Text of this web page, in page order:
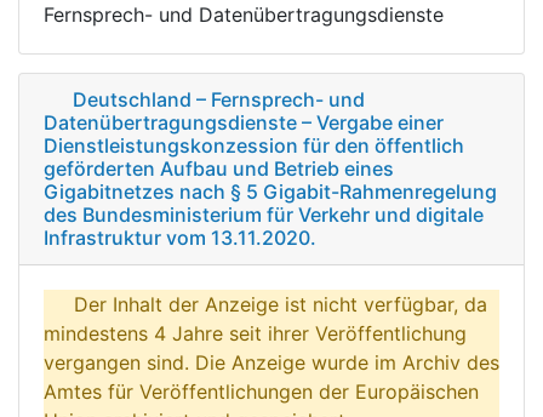
Fernsprech- und Datenübertragungsdienste
Deutschland – Fernsprech- und
Datenübertragungsdienste – Vergabe einer
Dienstleistungskonzession für den öffentlich
geförderten Aufbau und Betrieb eines
Gigabitnetzes nach § 5 Gigabit-Rahmenregelung
des Bundesministerium für Verkehr und digitale
Infrastruktur vom 13.11.2020.
Der Inhalt der Anzeige ist nicht verfügbar, da
mindestens 4 Jahre seit ihrer Veröffentlichung
vergangen sind. Die Anzeige wurde im Archiv des
Amtes für Veröffentlichungen der Europäischen